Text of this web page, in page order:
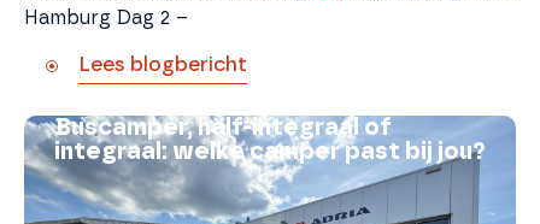
Hamburg Dag 2 –
Lees blogbericht
Buscamper, half-integraal of
integraal: welke camper past bij jou?